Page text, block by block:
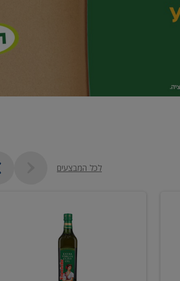
לכל המבצעים